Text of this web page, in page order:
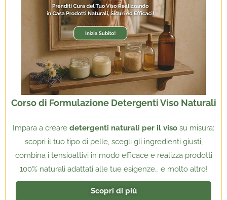
Corso di Formulazione Detergenti Viso Naturali
Impara a creare detergenti naturali per il viso su misura:
scopri il tuo tipo di pelle, scegli gli ingredienti giusti,
combina i tensioattivi in modo efficace e realizza prodotti
100% naturali adattati alle tue esigenze… e molto altro!
Scopri di più